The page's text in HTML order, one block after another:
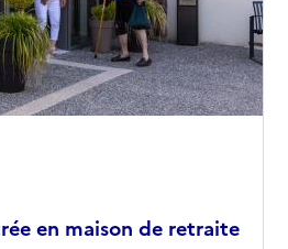
en maison de retraite